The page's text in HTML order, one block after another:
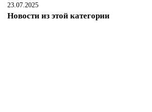
23.07.2025
Новости из этой категории